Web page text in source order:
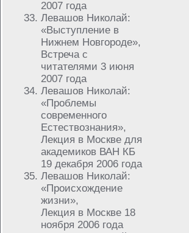
2007 года
Левашов Николай:
«Выступление в
Нижнем Новгороде»,
Встреча с
читателями 3 июня
2007 года
Левашов Николай:
«Проблемы
современного
Естествознания»,
Лекция в Москве для
академиков ВАН КБ
19 декабря 2006 года
Левашов Николай:
«Происхождение
жизни»,
Лекция в Москве 18
ноября 2006 года